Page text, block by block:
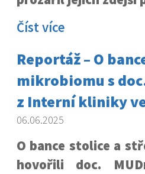
Číst více
Reportáž – O
mikrobiomu s
z Interní kliniky
06.06.2025
O bance stolice a
hovořili doc.